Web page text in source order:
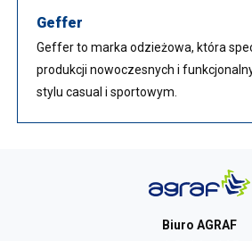
Geffer
Geffer to marka odzieżowa, która
produkcji nowoczesnych i
stylu casual i sportowym.
Biuro AGRAF